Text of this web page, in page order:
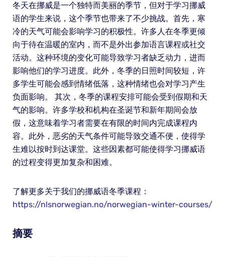
冬天在挪威是一个独特而美丽的季节，但对于学习挪威
语的学生来说，这个季节也带来了不少挑战。首先，寒
冷的天气可能会影响学习的积极性。许多人在冬季更倾
向于待在温暖的室内，而不是外出参加语言课程或社交
活动。这种环境的变化可能导致学习者缺乏动力，进而
影响他们的学习进度。此外，冬季的日照时间较短，许
多学生可能会感到情绪低落，这种情绪也会对学习产生
负面影响。 其次，冬季的课程安排可能会受到假期和天
气的影响。许多学校和机构在圣诞节和新年期间会放
假，这意味着学习者需要在有限的时间内完成课程内
容。此外，恶劣的天气条件可能导致交通不便，使得学
生难以按时到达课堂。这些因素都可能使得学习挪威语
的过程变得更加复杂和困难。
了解更多关于我们的挪威语冬季课程：
https://nlsnorwegian.no/norwegian-winter-courses/
摘要